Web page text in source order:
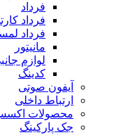
فرداد
فرداد
فرداد
مانیتور
لوازم
کدینگ
آیفون صوتی
ارتباط داخلی
محصولات
جک پارکینگ